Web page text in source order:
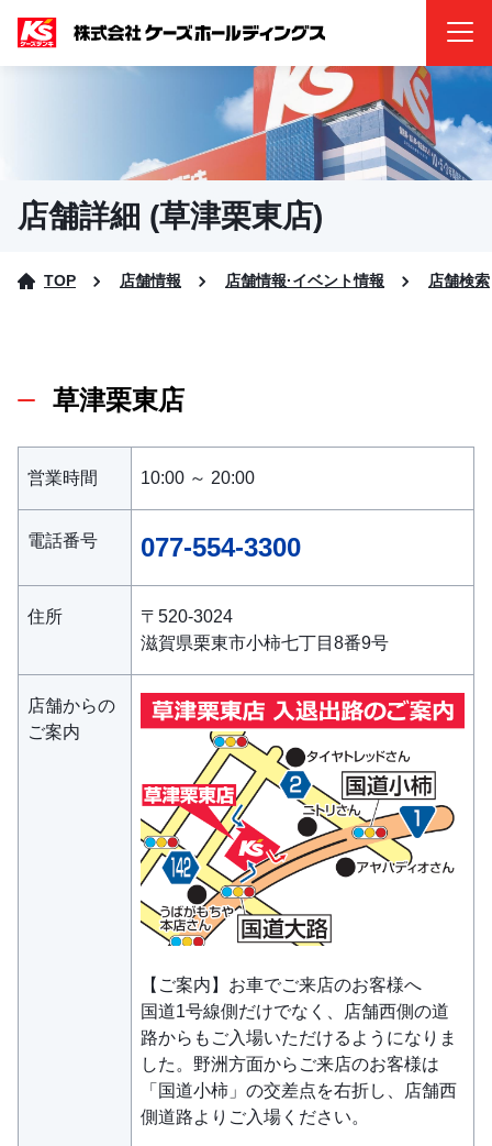
店舗詳細 (草津栗東店)
TOP 店舗情報 店舗情報·イベント情報 店舗検索
草津栗東店
営業時間 10:00 ～ 20:00
電話番号 077-554-3300
住所
〒520-3024
滋賀県栗東市小柿七丁目8番9号
店舗からの
ご案内
【ご案内】お車でご来店のお客様へ
国道1号線側だけでなく、店舗西側の道
路からもご入場いただけるようになりま
した。野洲方面からご来店のお客様は
「国道小柿」の交差点を右折し、店舗西
側道路よりご入場ください。